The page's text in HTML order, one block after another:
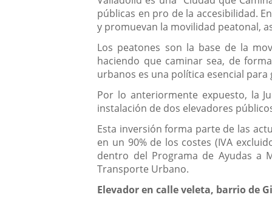
públicas en pro de la accesibilidad.
y promuevan la movilidad peatonal,
Los peatones son la base de la
haciendo que caminar sea, de
urbanos es una política esencial
Por lo anteriormente expuesto, la
instalación de dos elevadores
Esta inversión forma parte de las
en un 90% de los costes (IVA
dentro del Programa de Ayudas a
Transporte Urbano.
Elevador en calle veleta, barrio de